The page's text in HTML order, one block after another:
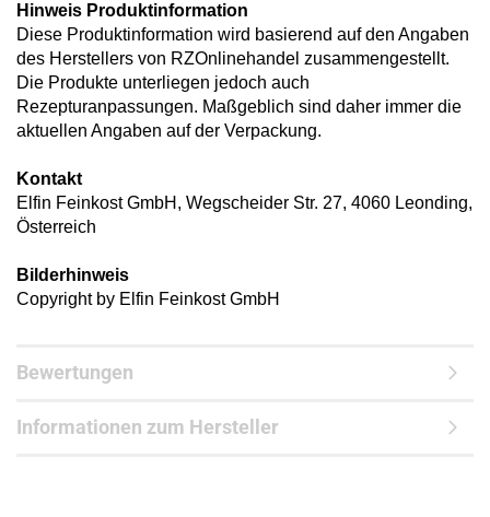
Hinweis Produktinformation
Diese Produktinformation wird basierend auf den Angaben
des Herstellers von RZOnlinehandel zusammengestellt.
Die Produkte unterliegen jedoch auch
Rezepturanpassungen. Maßgeblich sind daher immer die
aktuellen Angaben auf der Verpackung.
Kontakt
Elfin Feinkost GmbH, Wegscheider Str. 27, 4060 Leonding,
Österreich
Bilderhinweis
Copyright by Elfin Feinkost GmbH
Bewertungen
Informationen zum Hersteller